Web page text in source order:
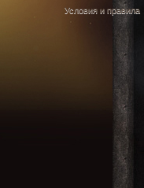
Условия и правила